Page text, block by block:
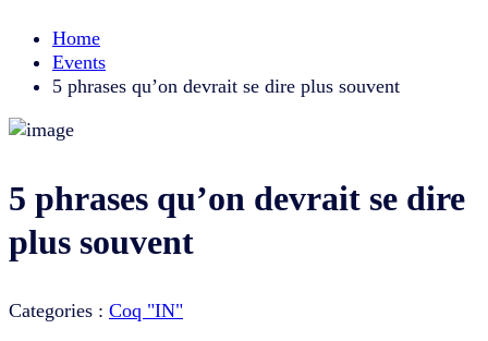
Home
Events
5 phrases qu’on devrait se dire plus souvent
5 phrases qu’on devrait se dire
plus souvent
Categories : Coq "IN"